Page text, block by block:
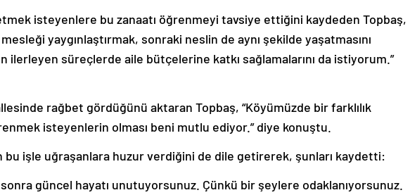
isteyenlere bu zanaatı öğrenmeyi tavsiye ettiğini kaydeden Topbaş,
yaygınlaştırmak, sonraki neslin de aynı şekilde yaşatmasını
ilerleyen süreçlerde aile bütçelerine katkı sağlamalarını da istiyorum.”
rağbet gördüğünü aktaran Topbaş, “Köyümüzde bir farklılık
isteyenlerin olması beni mutlu ediyor.” diye konuştu.
bu işle uğraşanlara huzur verdiğini de dile getirerek, şunları kaydetti:
sonra güncel hayatı unutuyorsunuz. Çünkü bir şeylere odaklanıyorsunuz.